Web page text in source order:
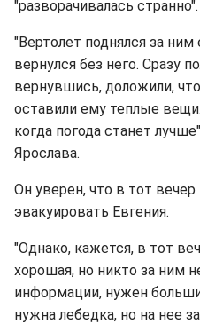
"разворачивалась странно".
"Вертолет поднялся за
вернулся без него. Сразу
вернувшись, доложили,
оставили ему теплые
когда погода станет
Ярослава.
Он уверен, что в тот вечер
эвакуировать Евгения.
"Однако, кажется, в тот
хорошая, но никто за ним
информации, нужен
нужна лебедка, но на нее